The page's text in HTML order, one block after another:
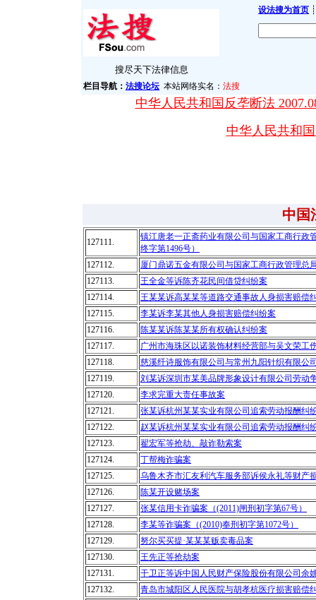
搜尽天下法律信息
设法搜为首页 ┊
栏目导航： 法搜论坛 本站网络实名： 法搜
中华人民共和国反垄断法
中华人民共和
中国
127111.
镇江唐老一正斋药业有限公司与国家工商行政
终字第1496号）
127112.
厦门鼎诺五金有限公司与国家工商行政管理总
127113.
王全金等诉陈齐花民间借贷纠纷案
127114.
王某某诉高某某等道路交通事故人身损害赔偿
127115.
李某诉李某其他人身损害赔偿纠纷案
127116.
陈某某诉陈某某所有权确认纠纷案
127117.
广州市海珠区以诺装饰材料经营部与吴文荣工
127118.
慈溪纤诗服饰有限公司与常州九阳针织有限公
127119.
刘某诉深圳市某美品牌形象设计有限公司劳动
127120.
李求完重大责任事故案
127121.
张某诉杭州某某实业有限公司追索劳动报酬纠
127122.
赵某诉杭州某某实业有限公司追索劳动报酬纠
127123.
翟宏军等抢劫、敲诈勒索案
127124.
丁帮梅诈骗案
127125.
乌鲁木齐市汇友利汽车服务部诉侯永礼等财产
127126.
陈某开设赌场案
127127.
张某信用卡诈骗案（(2011)闸刑初字第67号）
127128.
李某等诈骗案（(2010)奉刑初字第1072号）
127129.
努尔买买提·某某某贩卖毒品案
127130.
王先正等抢劫案
127131.
干卫正等诉中国人民财产保险股份有限公司余
127132.
青岛市城阳区人民医院与胡孝杭医疗损害赔偿